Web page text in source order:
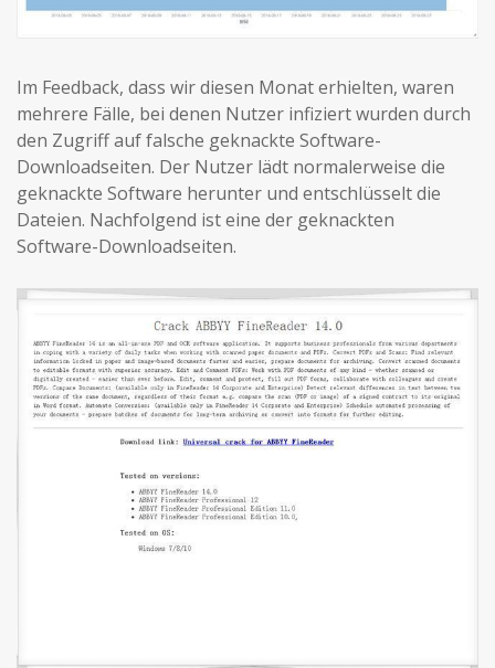
Im Feedback, dass wir diesen Monat erhielten, waren
mehrere Fälle, bei denen Nutzer infiziert wurden durch
den Zugriff auf falsche geknackte Software-
Downloadseiten. Der Nutzer lädt normalerweise die
geknackte Software herunter und entschlüsselt die
Dateien. Nachfolgend ist eine der geknackten
Software-Downloadseiten.